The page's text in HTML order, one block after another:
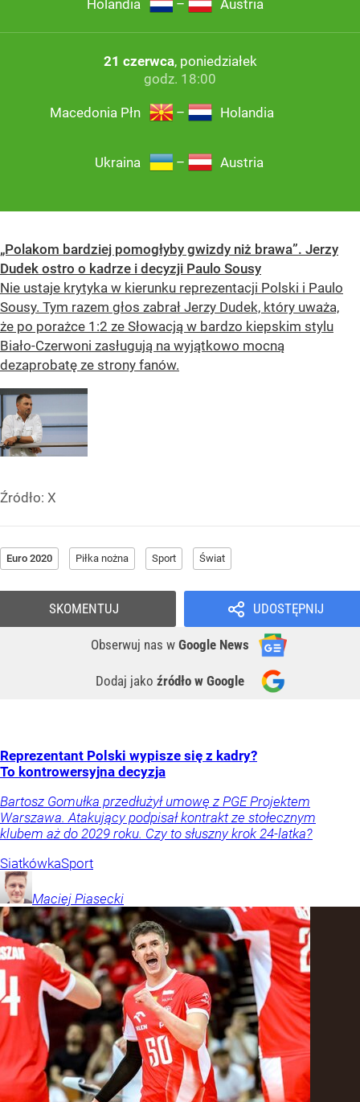
Holandia – Austria
21 czerwca, poniedziałek
godz. 18:00
Macedonia Płn – Holandia
Ukraina – Austria
„Polakom bardziej pomogłyby gwizdy niż brawa”. Jerzy
Dudek ostro o kadrze i decyzji Paulo Sousy
Nie ustaje krytyka w kierunku reprezentacji Polski i Paulo
Sousy. Tym razem głos zabrał Jerzy Dudek, który uważa,
że po porażce 1:2 ze Słowacją w bardzo kiepskim stylu
Biało-Czerwoni zasługują na wyjątkowo mocną
dezaprobatę ze strony fanów.
Źródło: X
Euro 2020 Piłka nożna Sport Świat
UDOSTĘPNIJ
Obserwuj nas w Google News
Dodaj jako źródło w Google
SKOMENTUJ
Reprezentant Polski wypisze się z kadry?
To kontrowersyjna decyzja
Bartosz Gomułka przedłużył umowę z PGE Projektem
Warszawa. Atakujący podpisał kontrakt ze stołecznym
klubem aż do 2029 roku. Czy to słuszny krok 24-latka?
SiatkówkaSport
Maciej Piasecki